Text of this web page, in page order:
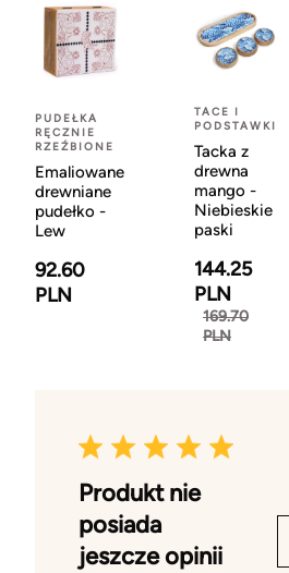
PUDEŁKA
RĘCZNIE
RZEŹBIONE
Emaliowane
drewniane
pudełko -
Lew
92.60
PLN
TACE I
PODSTAWKI
Tacka z
drewna
mango -
Niebieskie
paski
144.25
PLN
169.70
PLN
Produkt nie
posiada
jeszcze opinii